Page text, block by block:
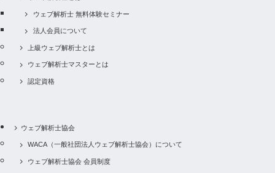
ウェブ解析士 無料体験セミナー
法人会員について
上級ウェブ解析士とは
ウェブ解析士マスターとは
認定資格
ウェブ解析士協会
WACA（一般社団法人ウェブ解析士協会）について
ウェブ解析士協会 会員制度